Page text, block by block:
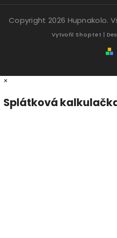
Copyright 2026 Hupnakolo.
Vytvořil Shoptet |
×
Splátková kalkulačka